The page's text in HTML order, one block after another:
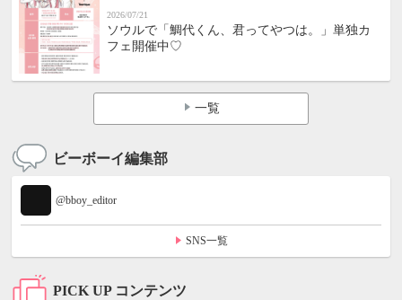
2026/07/21
ソウルで「鯛代くん、君ってやつは。」単独カ
フェ開催中♡
一覧
ビーボーイ編集部
@bboy_editor
SNS一覧
PICK UP コンテンツ